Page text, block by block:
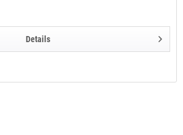
Details